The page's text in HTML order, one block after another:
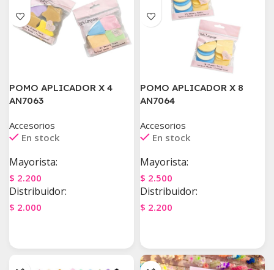
POMO APLICADOR X 4
AN7063
Accesorios
En stock
Mayorista:
$ 2.200
Distribuidor:
$ 2.000
POMO APLICADOR X 8
AN7064
Accesorios
En stock
Mayorista:
$ 2.500
Distribuidor:
$ 2.200